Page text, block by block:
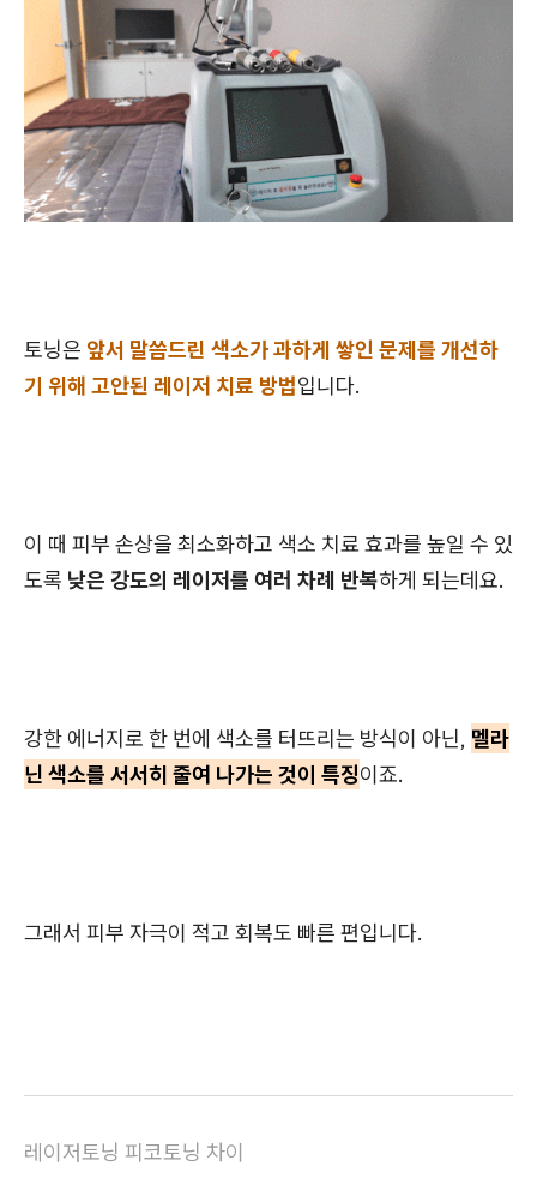
토닝은 앞서 말씀드린 색소가 과하게 쌓인 문제를 개선하
기 위해 고안된 레이저 치료 방법입니다.
이 때 피부 손상을 최소화하고 색소 치료 효과를 높일 수 있
도록 낮은 강도의 레이저를 여러 차례 반복하게 되는데요.
강한 에너지로 한 번에 색소를 터뜨리는 방식이 아닌, 멜라
닌 색소를 서서히 줄여 나가는 것이 특징이죠.
그래서 피부 자극이 적고 회복도 빠른 편입니다.
레이저토닝 피코토닝 차이